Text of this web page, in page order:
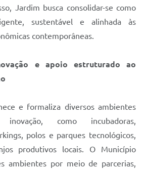
Jardim busca consolidar-se como
sustentável e alinhada às
contemporâneas.
e apoio estruturado ao
e formaliza diversos ambientes
como incubadoras,
polos e parques tecnológicos,
produtivos locais. O Município
ambientes por meio de parcerias,